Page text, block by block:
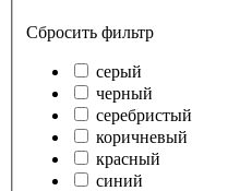
Сбросить фильтр
серый
черный
серебристый
коричневый
красный
синий